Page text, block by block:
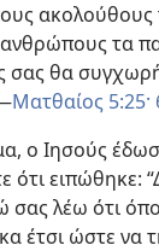
ακολούθους
τα
σας θα
Ματθαίος 5:25·
ο Ιησούς
ειπώθηκε:
σας λέω ότι
έτσι ώστε να